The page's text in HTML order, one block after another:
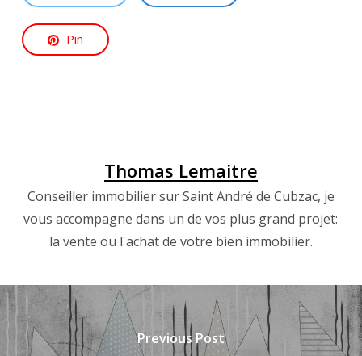
Pin
Thomas Lemaitre
Conseiller immobilier sur Saint André de Cubzac, je
vous accompagne dans un de vos plus grand projet:
la vente ou l'achat de votre bien immobilier.
Previous Post